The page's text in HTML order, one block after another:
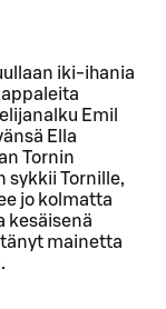
iki-ihania
Emil
Ella
Tornin
sykkii Tornille,
jo kolmatta
kesäisenä
mainetta